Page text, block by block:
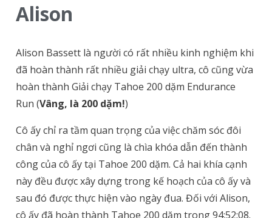
Alison
Alison Bassett là người có rất nhiều kinh nghiệm khi
đã hoàn thành rất nhiều giải chạy ultra, cô cũng vừa
hoàn thành Giải chạy Tahoe 200 dặm Endurance
Run (Vâng, là 200 dặm!)
Cô ấy chỉ ra tầm quan trọng của việc chăm sóc đôi
chân và nghỉ ngơi cũng là chìa khóa dẫn đến thành
công của cô ấy tại Tahoe 200 dặm. Cả hai khía cạnh
này đều được xây dựng trong kế hoạch của cô ấy và
sau đó được thực hiện vào ngày đua.Đối với Alison,
cô ấy đã hoàn thành Tahoe 200 dặm trong 94:52:08.